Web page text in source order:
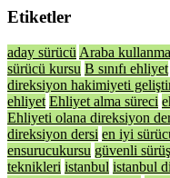
Etiketler
aday sürücü Araba
sürücü kursu B sınıfı ehliyet
direksiyon hakimiyeti
ehliyet Ehliyet alma süreci
Ehliyeti olana direksiyon
direksiyon dersi en iyi
ensurucukursu güvenli sürüş
teknikleri istanbul istanbul